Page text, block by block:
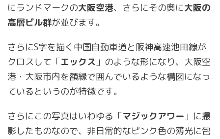
にランドマークの大阪空港、さらにその奥に大阪の
高層ビル群が並びます。
さらにS字を描く中国自動車道と阪神高速池田線が
クロスして「エックス」のような形になり、大阪空
港・大阪市内を額縁で囲んでいるような構図になっ
ているというのが特徴です。
さらにこの写真はいわゆる「マジックアワー」に撮
影したものなので、非日常的なピンク色の薄光に包